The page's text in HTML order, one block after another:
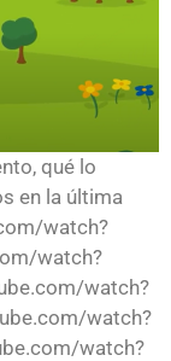
qué lo
en la última
watch?
watch?
watch?
watch?
watch?